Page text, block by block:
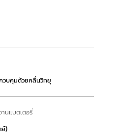
บคุมด้วยคลื่นวิทยุ
นแบตเตอรี่
)